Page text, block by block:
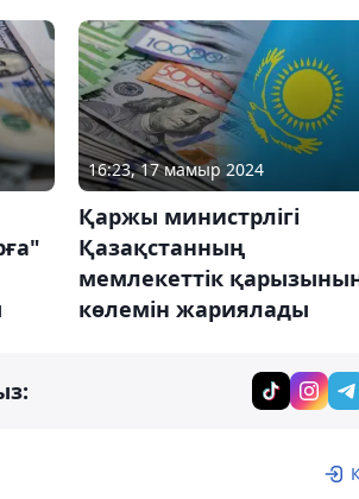
16:23, 17 мамыр 2024
Қаржы министрлігі
Қазақстанның
мемлекеттік
көлемін жариялады